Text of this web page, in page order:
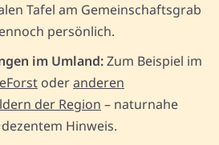
Tafel am Gemeinschaftsgrab
persönlich.
im Umland:Zum Beispiel im
oderanderen
der Region – naturnahe
Hinweis.